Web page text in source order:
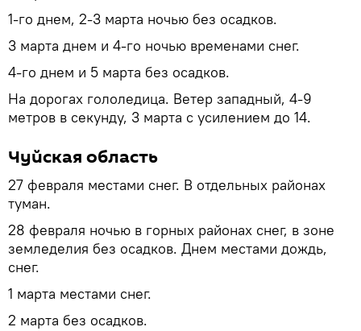
1-го днем, 2-3 марта ночью без осадков.
3 марта днем и 4-го ночью временами снег.
4-го днем и 5 марта без осадков.
На дорогах гололедица. Ветер западный, 4-9
метров в секунду, 3 марта с усилением до 14.
Чуйская область
27 февраля местами снег. В отдельных районах
туман.
28 февраля ночью в горных районах снег, в зоне
земледелия без осадков. Днем местами дождь,
снег.
1 марта местами снег.
2 марта без осадков.